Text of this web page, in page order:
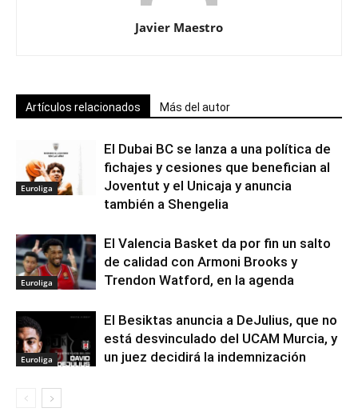
Javier Maestro
Artículos relacionados Más del autor
Euroliga
El Dubai BC se lanza a una política de
fichajes y cesiones que benefician al
Joventut y el Unicaja y anuncia
también a Shengelia
Euroliga
El Valencia Basket da por fin un salto
de calidad con Armoni Brooks y
Trendon Watford, en la agenda
Euroliga
El Besiktas anuncia a DeJulius, que no
está desvinculado del UCAM Murcia, y
un juez decidirá la indemnización